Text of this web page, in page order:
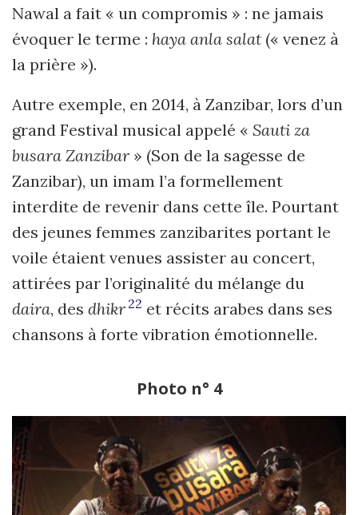
Nawal a fait « un compromis » : ne jamais
évoquer le terme : haya anla salat (« venez à
la prière »).
Autre exemple, en 2014, à Zanzibar, lors d’un
grand Festival musical appelé « Sauti za
busara Zanzibar » (Son de la sagesse de
Zanzibar), un imam l’a formellement
interdite de revenir dans cette île. Pourtant
des jeunes femmes zanzibarites portant le
voile étaient venues assister au concert,
attirées par l’originalité du mélange du
daira, des dhikr 22 et récits arabes dans ses
chansons à forte vibration émotionnelle.
Photo n° 4